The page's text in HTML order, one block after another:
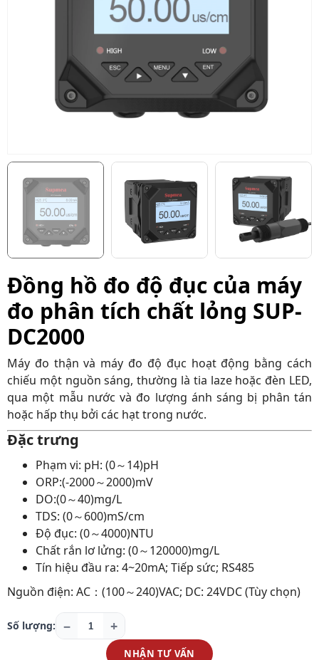
Đồng hồ đo độ đục của máy
đo phân tích chất lỏng SUP-
DC2000
Máy đo thận và máy đo độ đục hoạt động bằng cách
chiếu một nguồn sáng, thường là tia laze hoặc đèn LED,
qua một mẫu nước và đo lượng ánh sáng bị phân tán
hoặc hấp thụ bởi các hạt trong nước.
Đặc trưng
Phạm vi: pH: (0～14)pH
ORP:(-2000～2000)mV
DO:(0～40)mg/L
TDS: (0～600)mS/cm
Độ đục: (0～4000)NTU
Chất rắn lơ lửng: (0～120000)mg/L
Tín hiệu đầu ra: 4~20mA; Tiếp sức; RS485
Nguồn điện: AC：(100～240)VAC; DC: 24VDC (Tùy chọn)
Số lượng: − +
NHẬN TƯ VẤN